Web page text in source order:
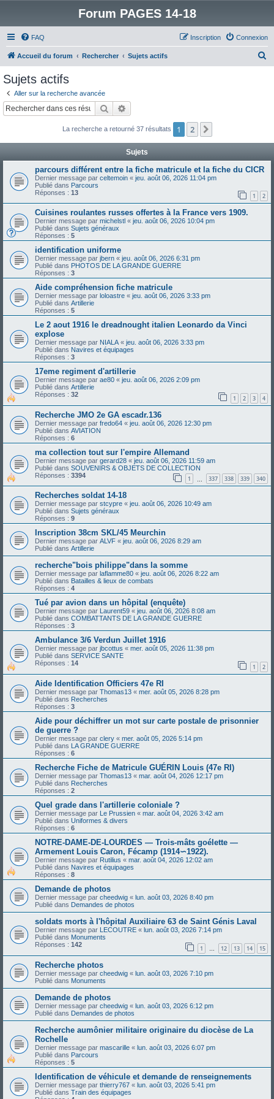
Forum PAGES 14-18
FAQ Connexion
Inscription
Accueil du forum Rechercher Sujets actifs
c
Sujets actifs
Aller sur la recherche avancée
Rechercher
La recherche a retourné 37 résultats 1 2
Sujets
parcours différent entre la fiche matricule et la fiche du CICR
Dernier message par celtemoin « jeu. août 06, 2026 11:04 pm
Publié dans Parcours
Réponses : 13 1 2
Cuisines roulantes russes offertes à la France vers 1909.
Dernier message par michelstl « jeu. août 06, 2026 10:04 pm
Publié dans Sujets généraux
Réponses : 5
identification uniforme
Dernier message par jbern « jeu. août 06, 2026 6:31 pm
Publié dans PHOTOS DE LA GRANDE GUERRE
Réponses : 3
Aide compréhension fiche matricule
Dernier message par loloastre « jeu. août 06, 2026 3:33 pm
Publié dans Artillerie
Réponses : 5
Le 2 aout 1916 le dreadnought italien Leonardo da Vinci
explose
Dernier message par NIALA « jeu. août 06, 2026 3:33 pm
Publié dans Navires et équipages
Réponses : 3
17eme regiment d'artillerie
Dernier message par ae80 « jeu. août 06, 2026 2:09 pm
Publié dans Artillerie
Réponses : 32 1 2 3 4
Recherche JMO 2e GA escadr.136
Dernier message par fredo64 « jeu. août 06, 2026 12:30 pm
Publié dans AVIATION
Réponses : 6
ma collection tout sur l'empire Allemand
Dernier message par gerard28 « jeu. août 06, 2026 11:59 am
Publié dans SOUVENIRS & OBJETS DE COLLECTION
Réponses : 3394 1 337 338 339 340
Recherches soldat 14-18
Dernier message par stcypre « jeu. août 06, 2026 10:49 am
Publié dans Sujets généraux
Réponses : 9
Inscription 38cm SKL/45 Meurchin
Dernier message par ALVF « jeu. août 06, 2026 8:29 am
Publié dans Artillerie
recherche"bois philippe"dans la somme
Dernier message par laflamme80 « jeu. août 06, 2026 8:22 am
Publié dans Batailles & lieux de combats
Réponses : 4
Tué par avion dans un hôpital (enquête)
Dernier message par Laurent59 « jeu. août 06, 2026 8:08 am
Publié dans COMBATTANTS DE LA GRANDE GUERRE
Réponses : 3
Ambulance 3/6 Verdun Juillet 1916
Dernier message par jbcottus « mer. août 05, 2026 11:38 pm
Publié dans SERVICE SANTE
Réponses : 14 1 2
Aide Identification Officiers 47e RI
Dernier message par Thomas13 « mer. août 05, 2026 8:28 pm
Publié dans Recherches
Réponses : 3
Aide pour déchiffrer un mot sur carte postale de prisonnier
de guerre ?
Dernier message par clery « mer. août 05, 2026 5:14 pm
Publié dans LA GRANDE GUERRE
Réponses : 6
Recherche Fiche de Matricule GUÉRIN Louis (47e RI)
Dernier message par Thomas13 « mar. août 04, 2026 12:17 pm
Publié dans Recherches
Réponses : 2
Quel grade dans l'artillerie coloniale ?
Dernier message par Le Prussien « mar. août 04, 2026 3:42 am
Publié dans Uniformes & divers
Réponses : 6
NOTRE-DAME-DE-LOURDES — Trois-mâts goélette —
Armement Louis Caron, Fécamp (1914∽1922).
Dernier message par Rutilius « mar. août 04, 2026 12:02 am
Publié dans Navires et équipages
Réponses : 8
Demande de photos
Dernier message par cheedwig « lun. août 03, 2026 8:40 pm
Publié dans Demandes de photos
soldats morts à l'hôpital Auxiliaire 63 de Saint Génis Laval
Dernier message par LECOUTRE « lun. août 03, 2026 7:14 pm
Publié dans Monuments
Réponses : 142 1 … 12 13 14 15
Recherche photos
Dernier message par cheedwig « lun. août 03, 2026 7:10 pm
Publié dans Monuments
Demande de photos
Dernier message par cheedwig « lun. août 03, 2026 6:12 pm
Publié dans Demandes de photos
Recherche aumônier militaire originaire du diocèse de La
Rochelle
Dernier message par mascarille « lun. août 03, 2026 6:07 pm
Publié dans Parcours
Réponses : 5
Identification de véhicule et demande de renseignements
Dernier message par thierry767 « lun. août 03, 2026 5:41 pm
Publié dans Train des équipages